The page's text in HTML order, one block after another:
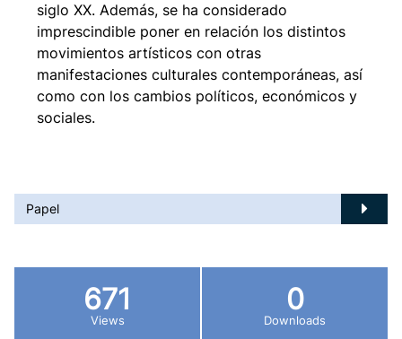
siglo XX. Además, se ha considerado
imprescindible poner en relación los distintos
movimientos artísticos con otras
manifestaciones culturales contemporáneas, así
como con los cambios políticos, económicos y
sociales.
Papel
671
Views
0
Downloads